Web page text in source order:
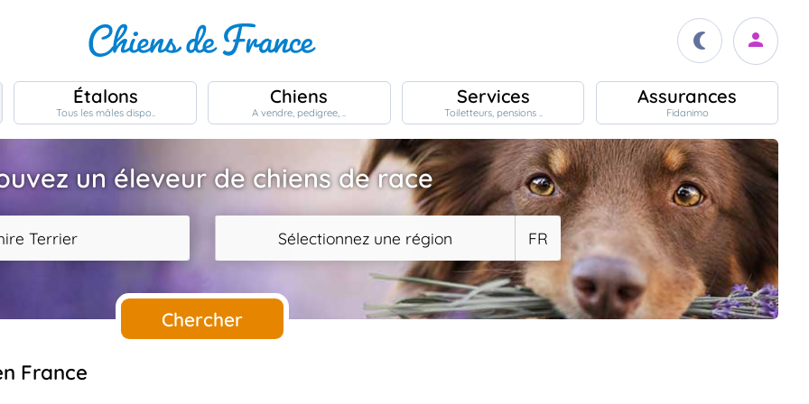
Étalons
Tous les mâles dispo..
Chiens
A vendre, pedigree, ..
Services
Toiletteurs, pensions ..
Assurances
Fidanimo
un éleveur de chiens de race
Terrier Sélectionnez une région FR
Chercher
France